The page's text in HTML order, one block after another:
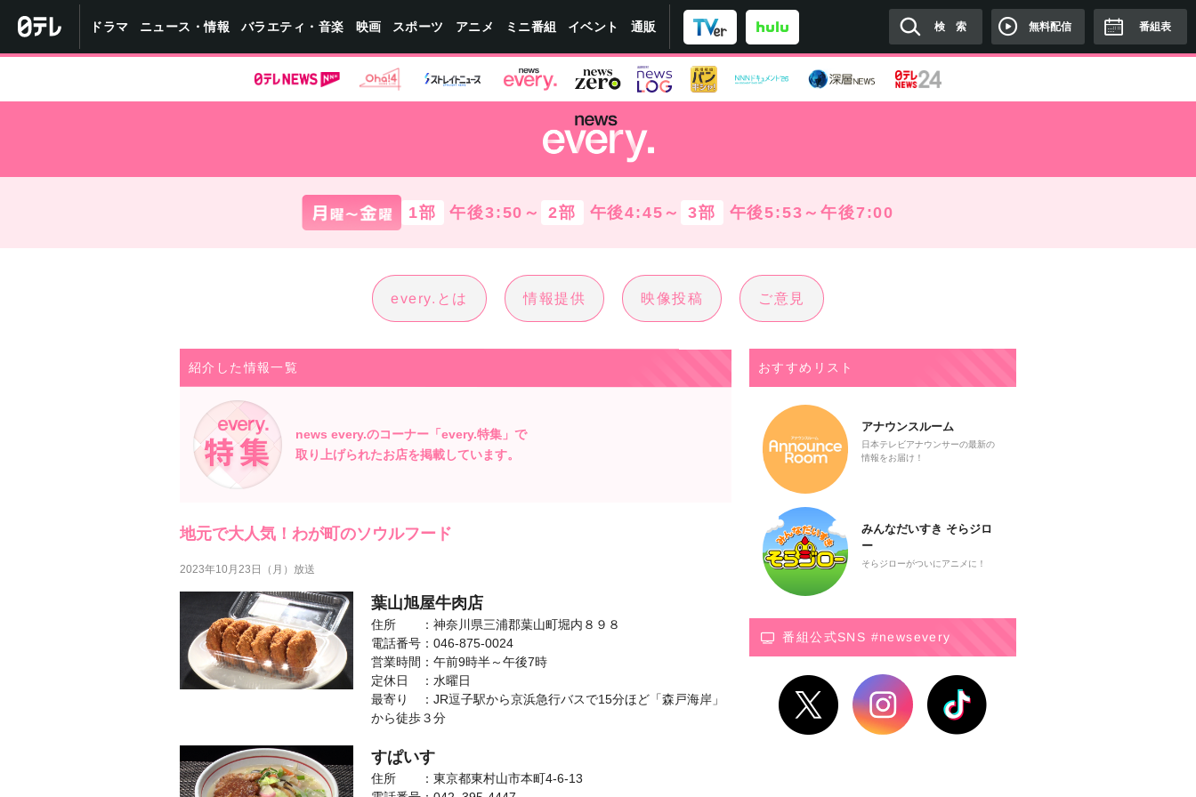
ドラマ ニュース・情報 バラエティ・音楽 映画 スポーツ アニメ ミニ番組 イベント 通販 検 索 無料配信 番組表
1部 午後3:50～ 2部 午後4:45～ 3部 午後5:53～午後7:00
every.とは 情報提供 映像投稿 ご意見
紹介した情報一覧
news every.のコーナー「every.特集」で
取り上げられたお店を掲載しています。
地元で大人気！わが町のソウルフード
2023年10月23日（月）放送
葉山旭屋牛肉店
住所 ：神奈川県三浦郡葉山町堀内８９８
電話番号：046-875-0024
営業時間：午前9時半～午後7時
定休日 ：水曜日
最寄り ：JR逗子駅から京浜急行バスで15分ほど「森戸海岸」
から徒歩３分
すぱいす
住所 ：東京都東村山市本町4-6-13
おすすめリスト
アナウンスルーム
日本テレビアナウンサーの最新の
情報をお届け！
みんなだいすき そらジロ
ー
そらジローがついにアニメに！
番組公式SNS #newsevery